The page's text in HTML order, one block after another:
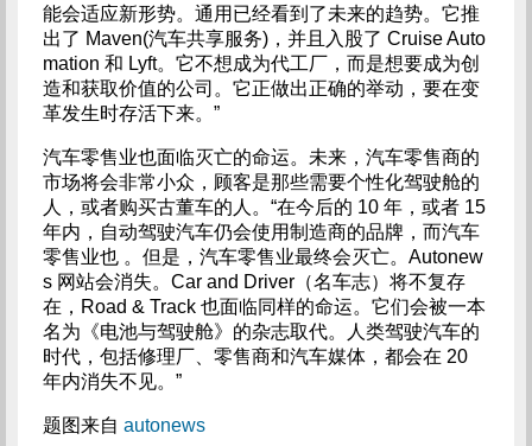
能会适应新形势。通用已经看到了未来的趋势。它推
出了 Maven(汽车共享服务)，并且入股了 Cruise Auto
mation 和 Lyft。它不想成为代工厂，而是想要成为创
造和获取价值的公司。它正做出正确的举动，要在变
革发生时存活下来。”
汽车零售业也面临灭亡的命运。未来，汽车零售商的
市场将会非常小众，顾客是那些需要个性化驾驶舱的
人，或者购买古董车的人。“在今后的 10 年，或者 15
年内，自动驾驶汽车仍会使用制造商的品牌，而汽车
零售业也 。但是，汽车零售业最终会灭亡。Autonew
s 网站会消失。Car and Driver（名车志）将不复存
在，Road & Track 也面临同样的命运。它们会被一本
名为《电池与驾驶舱》的杂志取代。人类驾驶汽车的
时代，包括修理厂、零售商和汽车媒体，都会在 20
年内消失不见。”
题图来自 autonews